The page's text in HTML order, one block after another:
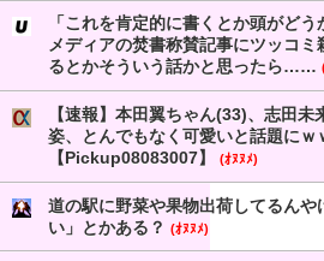
「これを肯定的に書くとか頭がど
メディアの焚書称賛記事にツッコ
るとかそういう話かと思ったら……
【速報】本田翼ちゃん(33)、志田
姿、とんでもなく可愛いと話題にｗ
【Pickup08083007】
(ｵﾇﾇﾒ)
道の駅に野菜や果物出荷してるんや
い」とかある？ (ｵﾇﾇﾒ)